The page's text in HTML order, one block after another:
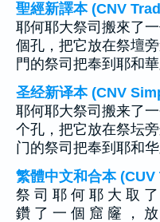
聖經新譯本 (CNV
耶何耶大祭司搬來了
個孔，把它放在祭壇
門的祭司把奉到耶和
圣经新译本 (CNV
耶何耶大祭司搬来了
个孔，把它放在祭坛
门的祭司把奉到耶和
繁體中文和合本
祭 司 耶 何 耶 大 取
鑽 了 一 個 窟 窿 ，